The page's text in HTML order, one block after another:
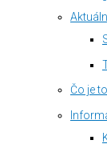
Čo je